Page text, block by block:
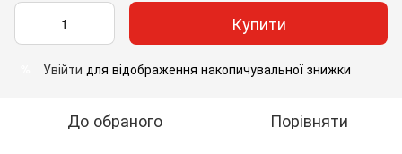
Купити
Увійти для відображення накопичувальної знижки
До обраного Порівняти